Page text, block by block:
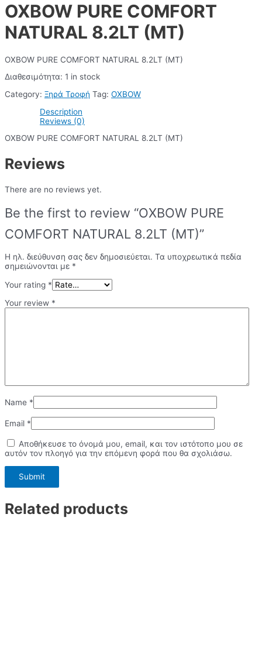
OXBOW PURE COMFORT
NATURAL 8.2LT (MT)
OXBOW PURE COMFORT NATURAL 8.2LT (MT)
Διαθεσιμότητα: 1 in stock
Category: Ξηρά Τροφή Tag: OXBOW
Description
Reviews (0)
OXBOW PURE COMFORT NATURAL 8.2LT (MT)
Reviews
There are no reviews yet.
Be the first to review “OXBOW PURE
COMFORT NATURAL 8.2LT (MT)”
Η ηλ. διεύθυνση σας δεν δημοσιεύεται. Τα υποχρεωτικά πεδία
σημειώνονται με *
Your rating *
Your review *
Name *
Email *
Αποθήκευσε το όνομά μου, email, και τον ιστότοπο μου σε
αυτόν τον πλοηγό για την επόμενη φορά που θα σχολιάσω.
Related products